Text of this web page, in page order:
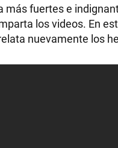
más fuertes e
los videos. En
nuevamente los
Seguinos